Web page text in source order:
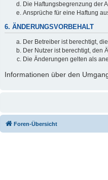
Die Haftungsbegrenzung der
Ansprüche für eine Haftung
6. ÄNDERUNGSVORBEHALT
Der Betreiber ist berechtigt,
Der Nutzer ist berechtigt, den
Die Änderungen gelten als
Informationen über den
Foren-Übersicht